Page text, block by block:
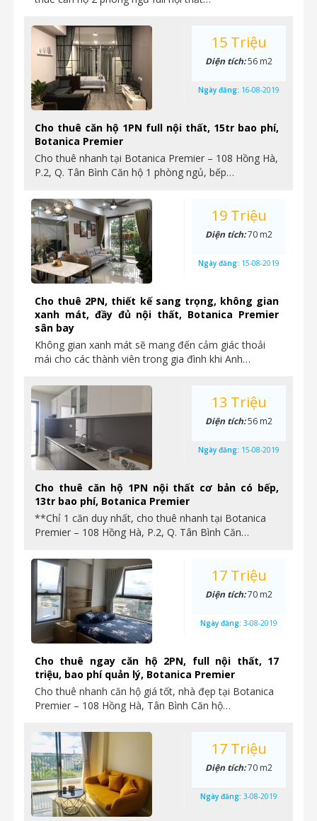
Cho thuê căn hộ 1PN full nội thất, 15tr bao phí,
Botanica Premier
Cho thuê nhanh tại Botanica Premier – 108 Hồng Hà,
P.2, Q. Tân Bình Căn hộ 1 phòng ngủ, bếp…
15 Triệu
Diện tích:56 m2
Ngày đăng: 16-08-2019
Cho thuê 2PN, thiết kế sang trọng, không gian
xanh mát, đầy đủ nội thất, Botanica Premier
sân bay
Không gian xanh mát sẽ mang đến cảm giác thoải
mái cho các thành viên trong gia đình khi Anh…
19 Triệu
Diện tích:70 m2
Ngày đăng: 15-08-2019
Cho thuê căn hộ 1PN nội thất cơ bản có bếp,
13tr bao phí, Botanica Premier
**Chỉ 1 căn duy nhất, cho thuê nhanh tại Botanica
Premier – 108 Hồng Hà, P.2, Q. Tân Bình Căn…
13 Triệu
Diện tích:56 m2
Ngày đăng: 15-08-2019
Cho thuê ngay căn hộ 2PN, full nội thất, 17
triệu, bao phí quản lý, Botanica Premier
Cho thuê nhanh căn hộ giá tốt, nhà đẹp tại Botanica
Premier – 108 Hồng Hà, Tân Bình Căn hộ…
17 Triệu
Diện tích:70 m2
Ngày đăng: 3-08-2019
17 Triệu
Diện tích:70 m2
Ngày đăng: 3-08-2019